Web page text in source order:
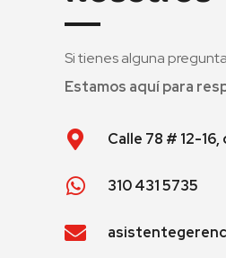
Si tienes alguna
Estamos aquí para
Calle 78 # 12-
310 431 5735